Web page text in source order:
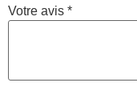
Votre avis *